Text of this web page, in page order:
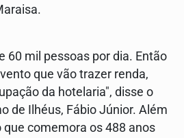
60 mil pessoas por dia. Então
que vão trazer renda,
da hotelaria", disse o
de Ilhéus, Fábio Júnior. Além
comemora os 488 anos